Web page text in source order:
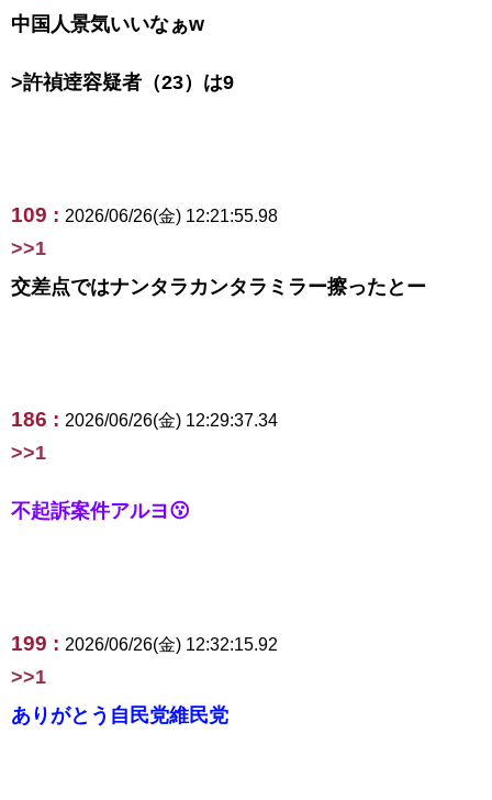
中国人景気いいなぁw
>許禎逹容疑者（23）は9
109 : 2026/06/26(金) 12:21:55.98
>>1
交差点ではナンタラカンタラミラー擦ったとー
186 : 2026/06/26(金) 12:29:37.34
>>1
不起訴案件アルヨ😗
199 : 2026/06/26(金) 12:32:15.92
>>1
ありがとう自民党維民党